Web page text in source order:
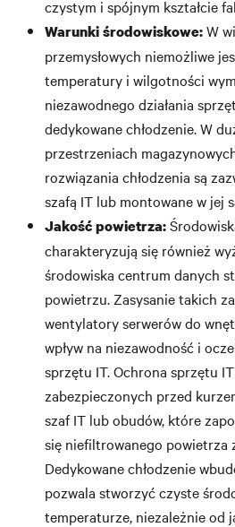
czystym i spójnym kształcie
Warunki środowiskowe:W
przemysłowych niemożliwe
temperatury i wilgotności
niezawodnego działania
dedykowane chłodzenie. W
przestrzeniach
rozwiązania chłodzenia są
szafą IT lub montowane w jej
Jakość powietrza:
charakteryzują się również
środowiska centrum danych
powietrzu. Zasysanie takich
wentylatory serwerów do
wpływ na niezawodność i
sprzętu IT. Ochrona sprzętu
zabezpieczonych przed
szaf IT lub obudów, które
się niefiltrowanego powietrza
Dedykowane chłodzenie
pozwala stworzyć czyste
temperaturze, niezależnie od